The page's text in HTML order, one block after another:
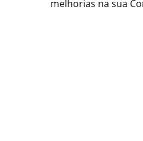
melhorias na sua